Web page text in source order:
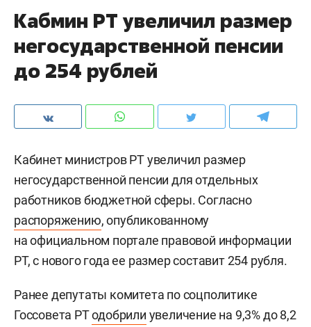
Кабмин РТ увеличил размер
негосударственной пенсии
до 254 рублей
Кабинет министров РТ увеличил размер
негосударственной пенсии для отдельных
работников бюджетной сферы. Согласно
распоряжению, опубликованному
на официальном портале правовой информации
РТ, с нового года ее размер составит 254 рубля.
Ранее депутаты комитета по соцполитике
Госсовета РТодобрили увеличение на 9,3% до 8,2